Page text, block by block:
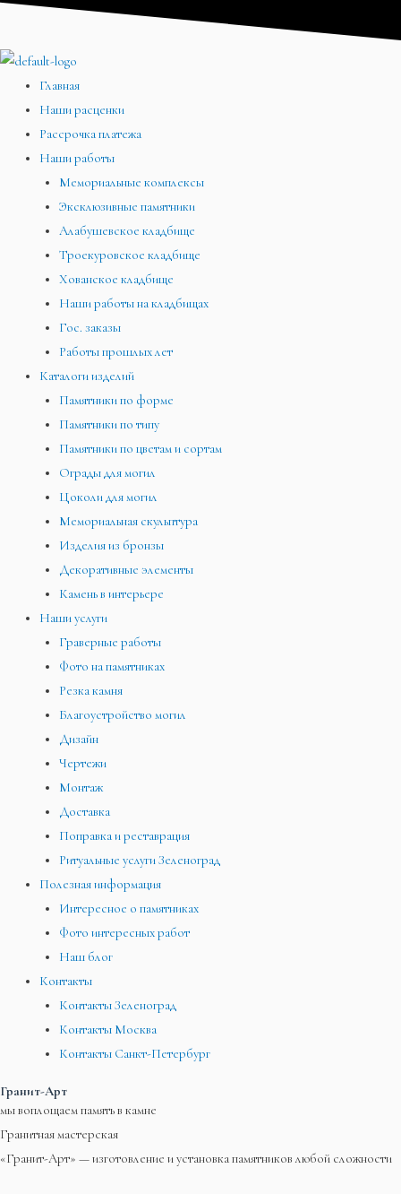
Перейти
содержимому
Главная
Наши расценки
Рассрочка платежа
Наши работы
Мемориальные комплексы
Эксклюзивные памятники
Алабушевское кладбище
Троекуровское кладбище
Хованское кладбище
Наши работы на кладбищах
Гос. заказы
Работы прошлых лет
Каталоги изделий
Памятники по форме
Памятники по типу
Памятники по цветам и сортам
Ограды для могил
Цоколи для могил
Мемориальная скульптура
Изделия из бронзы
Декоративные элементы
Камень в интерьере
Наши услуги
Граверные работы
Фото на памятниках
Резка камня
Благоустройство могил
Дизайн
Чертежи
Монтаж
Доставка
Поправка и реставрация
Ритуальные услуги Зеленоград
Полезная информация
Интересное о памятниках
Фото интересных работ
Наш блог
Контакты
Контакты Зеленоград
Контакты Москва
Контакты Санкт-Петербург
Гранит-Арт
мы воплощаем память в камне
Гранитная мастерская
«Гранит-Арт» — изготовление и установка памятников любой сложности